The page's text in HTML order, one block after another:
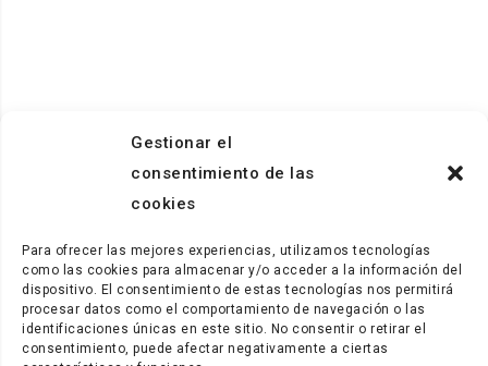
Gestionar el
consentimiento de las
cookies
Para ofrecer las mejores experiencias, utilizamos tecnologías
como las cookies para almacenar y/o acceder a la información del
dispositivo. El consentimiento de estas tecnologías nos permitirá
procesar datos como el comportamiento de navegación o las
identificaciones únicas en este sitio. No consentir o retirar el
consentimiento, puede afectar negativamente a ciertas